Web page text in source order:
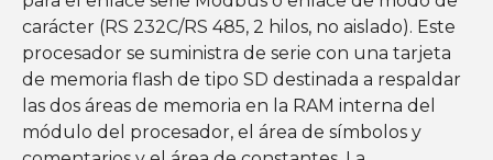
carácter (RS 232C/RS 485, 2 hilos, no aislado). Este
procesador se suministra de serie con una tarjeta
de memoria flash de tipo SD destinada a respaldar
las dos áreas de memoria en la RAM interna del
módulo del procesador, el área de símbolos y